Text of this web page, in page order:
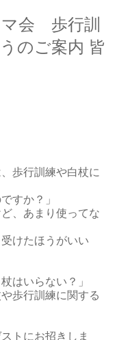
会 歩行訓
のご案内 皆
歩行訓練や白杖に
すか？」
、あまり使ってな
けたほうがいい
はいらない？」
歩行訓練に関する
トにお招きしま